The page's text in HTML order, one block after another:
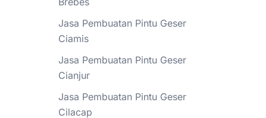
Jasa Pembuatan Pintu Geser
Ciamis
Jasa Pembuatan Pintu Geser
Cianjur
Jasa Pembuatan Pintu Geser
Cilacap